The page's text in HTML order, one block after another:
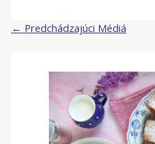
← Predchádzajúci Médiá